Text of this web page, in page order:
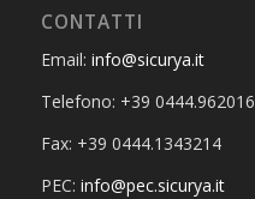
CONTATTI
Email: info@sicurya.it
Telefono: +39 0444.962016
Fax: +39 0444.1343214
PEC: info@pec.sicurya.it